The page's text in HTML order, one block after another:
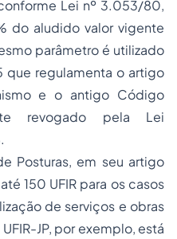
Lei nº 3.053/80,
do aludido valor vigente
parâmetro é utilizado
que regulamenta o artigo
e o antigo Código
revogado pela Lei
Posturas, em seu artigo
150 UFIR para os casos
de serviços e obras
JP, por exemplo, está